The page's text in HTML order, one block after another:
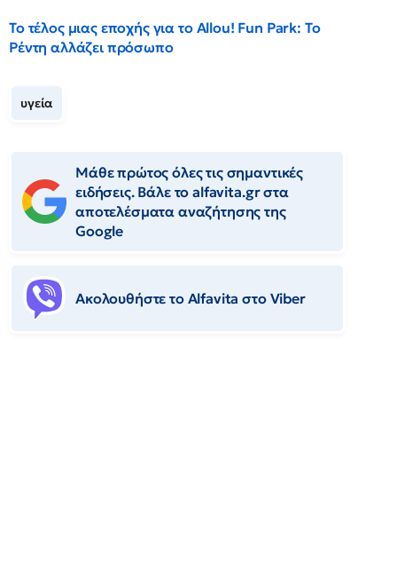
Το τέλος μιας εποχής για το Allou! Fun Park: Το
Ρέντη αλλάζει πρόσωπο
υγεία
Μάθε πρώτος όλες τις σημαντικές
ειδήσεις. Βάλε το alfavita.gr στα
αποτελέσματα αναζήτησης της
Google
Ακολουθήστε το Αlfavita στο Viber